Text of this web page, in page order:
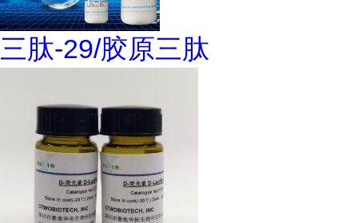
三肽-29/胶原三肽